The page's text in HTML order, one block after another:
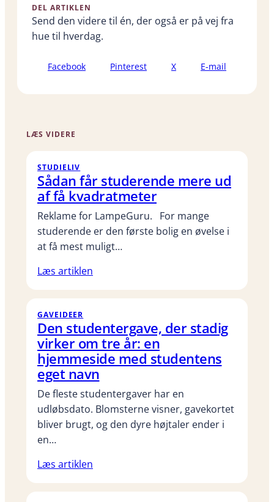
DEL ARTIKLEN
Send den videre til én, der også er på vej fra
hue til hverdag.
Facebook Pinterest X E-mail
LÆS VIDERE
STUDIELIV
Sådan får studerende mere ud
af få kvadratmeter
Reklame for LampeGuru. For mange
studerende er den første bolig en øvelse i
at få mest muligt…
Læs artiklen
GAVEIDEER
Den studentergave, der stadig
virker om tre år: en
hjemmeside med studentens
eget navn
De fleste studentergaver har en
udløbsdato. Blomsterne visner, gavekortet
bliver brugt, og den dyre højtaler ender i
en…
Læs artiklen